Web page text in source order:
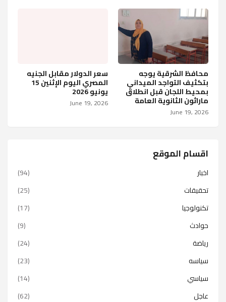
محافظ الشرقية يوجه
بتكثيف التواجد الميداني
بمحيط اللجان قبل انطلاق
ماراثون الثانوية العامة
June 19, 2026
سعر الدولار مقابل الجنيه
المصري اليوم الإثنين 15
يونيو 2026
June 19, 2026
اقسام الموقع
اخبار
(94)
تحقيقات
(25)
تكنولوجيا
(17)
حوادث
(9)
رياضة
(24)
سياسه
(23)
سياسي
(14)
عاجل
(62)